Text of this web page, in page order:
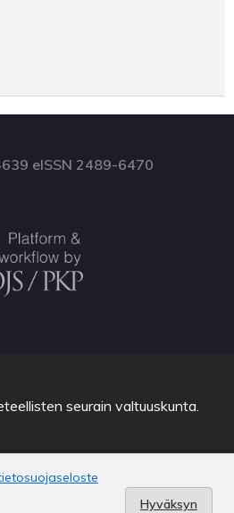
eISSN 2489-6470
Hyväksyn
seurain valtuuskunta